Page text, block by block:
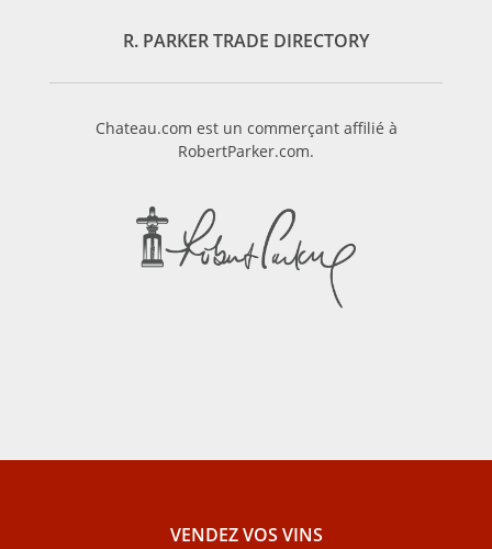
R. PARKER TRADE DIRECTORY
Chateau.com est un commerçant affilié à
RobertParker.com.
VENDEZ VOS VINS